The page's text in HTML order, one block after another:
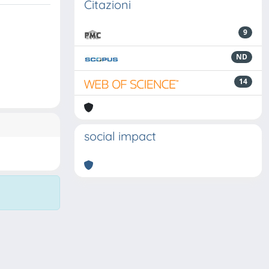
Citazioni
9
ND
14
social impact